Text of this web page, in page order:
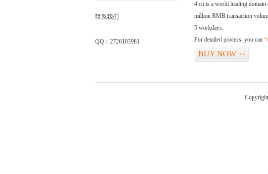
联系我们
QQ：2726103981
4.cn is a world leading
million RMB transaction
5 workdays.
For detailed process, you can
BUY NOW >>